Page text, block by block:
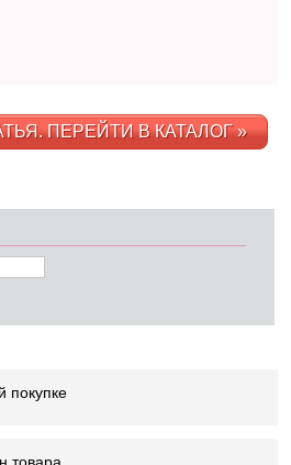
ПЕРЕЙТИ В КАТАЛОГ »
покупке